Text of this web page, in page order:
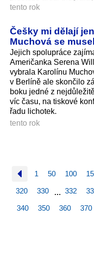
tento rok
Češky mi dělají
Muchová se
Jejich spolupráce
Američanka Serena
vybrala Karolínu
v Berlíně ale skončilo
boku jedné z
víc času, na tiskové
řadu lichotek.
tento rok
1 50 100
320 330 … 332
340 350 360 370